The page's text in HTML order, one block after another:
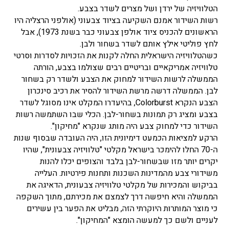
הטלוויזיה של ירדן ושל מצרים לשדר בצבע.
רשות השידור אמנם השקיעה בציוד צבעוני (אולפני הרצליה היו
הראשונים להכניס ציוד אולפן צבעוני כבר בשנת 1973), אבל
לחץ פוליטי אילץ אותם לשדר בשחור ולבן.
כשהטלוויזיה הישראלית החלה לקנות את הזכויות לסדרות וסרטי
טלוויזיה אמריקאיים ובריטיים רבים שצולמו בצבע, הורתה
הממשלה לרשות השידור למחוק את הצבע ולשדר רק בשחור
לבן. הממשלה דרשה מרשת השידור להסיר את רכיב סינכרון
הצבע הנקרא Colorburst, בהיעדרו המקלט אינו מסוגל לשדר
בצבע ומציג רק תמונות בשחור-לבן. הכלי שבו השתמשה רשות
השידור כדי למחוק צבע היה מותג שנקרא "מחיקון".
הרקע למציאות הכמעט דימיונית הזו, היה העובדה שבסוף שנות
ה-70 החלו להימכר בישראל מקלטי "טלוויזיה צבעונית", שהיו
יקרים יותר מזו שבשחור-לבן בלבד והצופים יכלו להנות
משידורי צבע מהמדינות השכנות ותחנות פירטיות. העלייה
בביקוש והמכירות של מקלטי טלוויזיה צבעונית, הדאיגה את
הממשלה והיא חיפשה דרך לצמצם את מכירתם, מתוך השקפה
כי מוצר המותרות היוקרתי הזה, מבליט את הפער בין עשירים
לעניים ולשם כך למעשה הומצא "המחיקון".